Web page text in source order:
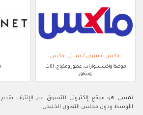
ماكس فاشون / سيتي ماكس
موضة واكسسوارات, عطور ومكياج, أثاث
وديكور
نمشي هو موقع إلكتروني للتسوق عبر الإنترنت
الأوسط ودول مجلس التعاون الخليجي.